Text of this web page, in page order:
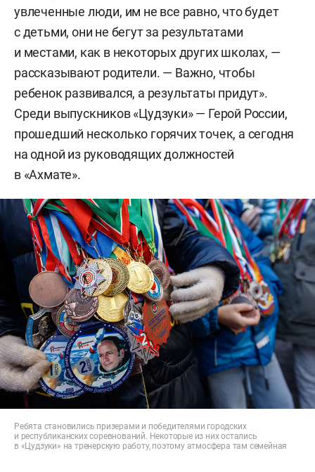
увлеченные люди, им не все равно, что будет
с детьми, они не бегут за результатами
и местами, как в некоторых других школах, —
рассказывают родители. — Важно, чтобы
ребенок развивался, а результаты придут».
Среди выпускников «Цудзуки» — Герой России,
прошедший несколько горячих точек, а сегодня
на одной из руководящих должностей
в «Ахмате».
Ребята становились призерами и победителями городских
и республиканских соревнований. Некоторые из них остались
в «Цудзуки» на тренерскую работу, поэтому атмосфера там семейная